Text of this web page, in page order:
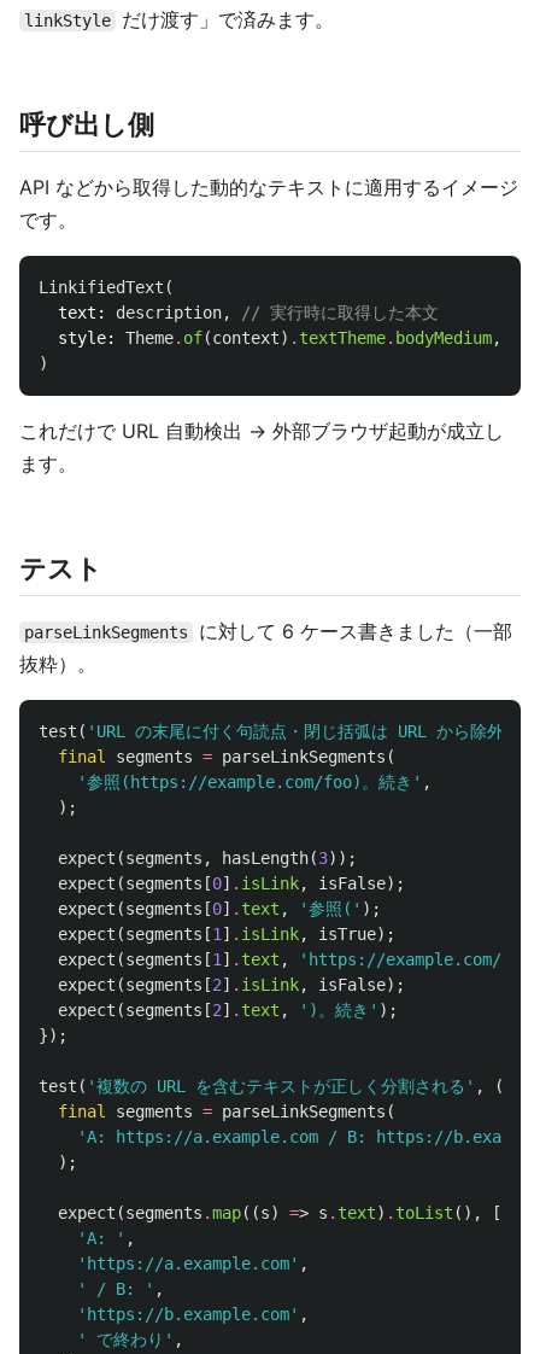
linkStyle だけ渡す」で済みます。
呼び出し側
API などから取得した動的なテキストに適用するイメージ
です。
LinkifiedText (
text:
description,
// 実行時に取得した本文
style:
Theme. of(context) . textTheme. bodyMedium,
)
これだけで URL 自動検出 → 外部ブラウザ起動が成立し
ます。
テスト
parseLinkSegments
に対して 6 ケース書きました（一部
抜粋）。
test ( 'URL の末尾に付く句読点・閉じ括弧は URL から除外さ
final
segments = parseLinkSegments (
'参照(https://example.com/foo)。続き' ,
);
expect (segments , hasLength(3));
expect (segments [0] . isLink, isFalse);
expect (segments [0] . text , '参照(' );
expect (segments [1 ] . isLink, isTrue);
expect (segments [1 ] . text ,
'https://example.com/foo'
expect (segments [2] . isLink, isFalse);
expect (segments [2] . text , ')。続き' );
});
test ( '複数の URL を含むテキストが正しく分割される' , ()
final
segments = parseLinkSegments (
'A: https://a.example.com / B: https://
);
expect (segments .map((s) => s . text) . toList (),
[
'A: ' ,
'https://a.example.com' ,
' / B: ' ,
'https://b.example.com' ,
' で終わり' ,